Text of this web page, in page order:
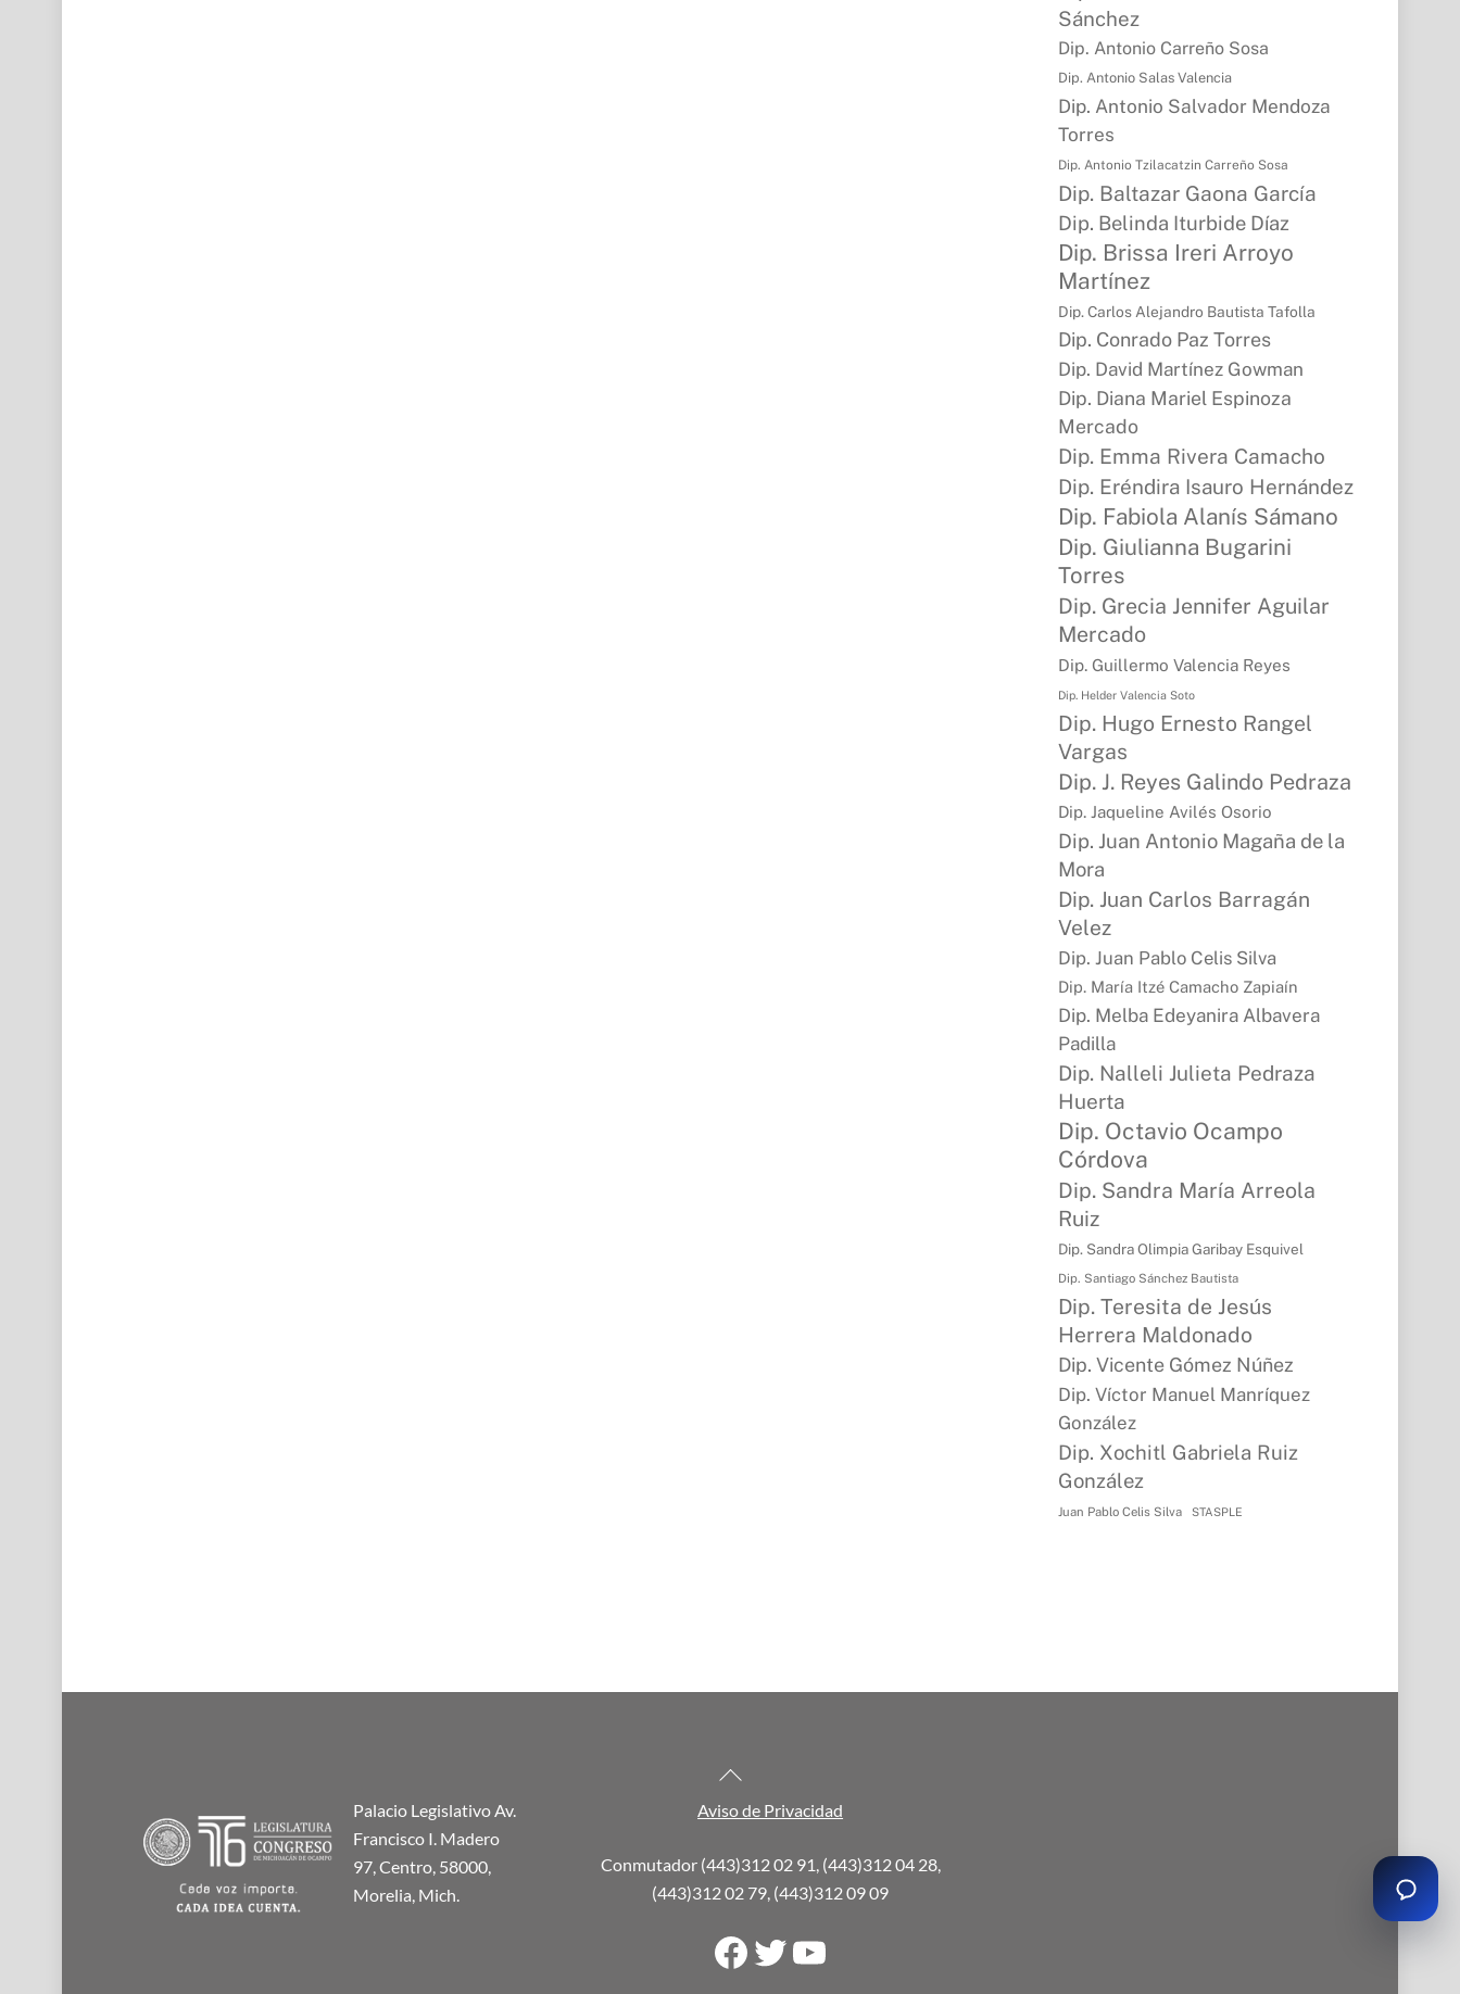
Sánchez
Dip. Antonio Carreño Sosa
Dip. Antonio Salas Valencia
Dip. Antonio Salvador Mendoza
Torres
Dip. Antonio Tzilacatzin Carreño Sosa
Dip. Baltazar Gaona García
Dip. Belinda Iturbide Díaz
Dip. Brissa Ireri Arroyo
Martínez
Dip. Carlos Alejandro Bautista Tafolla
Dip. Conrado Paz Torres
Dip. David Martínez Gowman
Dip. Diana Mariel Espinoza
Mercado
Dip. Emma Rivera Camacho
Dip. Eréndira Isauro Hernández
Dip. Fabiola Alanís Sámano
Dip. Giulianna Bugarini
Torres
Dip. Grecia Jennifer Aguilar
Mercado
Dip. Guillermo Valencia Reyes
Dip. Helder Valencia Soto
Dip. Hugo Ernesto Rangel
Vargas
Dip. J. Reyes Galindo Pedraza
Dip. Jaqueline Avilés Osorio
Dip. Juan Antonio Magaña de la
Mora
Dip. Juan Carlos Barragán
Velez
Dip. Juan Pablo Celis Silva
Dip. María Itzé Camacho Zapiaín
Dip. Melba Edeyanira Albavera
Padilla
Dip. Nalleli Julieta Pedraza
Huerta
Dip. Octavio Ocampo
Córdova
Dip. Sandra María Arreola
Ruiz
Dip. Sandra Olimpia Garibay Esquivel
Dip. Santiago Sánchez Bautista
Dip. Teresita de Jesús
Herrera Maldonado
Dip. Vicente Gómez Núñez
Dip. Víctor Manuel Manríquez
González
Dip. Xochitl Gabriela Ruiz
González
Juan Pablo Celis Silva STASPLE
Back
Top
Palacio Legislativo Av.
Francisco I. Madero
97, Centro, 58000,
Morelia, Mich.
Aviso de Privacidad
Conmutador (443)312 02 91, (443)312 04 28,
(443)312 02 79, (443)312 09 09
Facebook
Twitter
YouTube